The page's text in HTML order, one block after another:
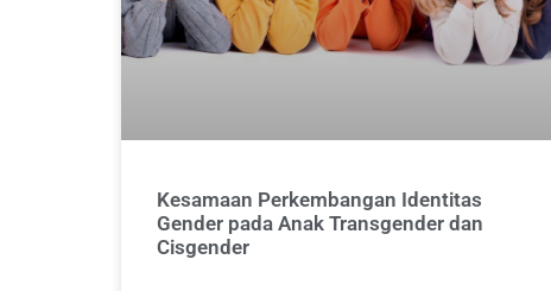
Kesamaan Perkembangan Identitas
Gender pada Anak Transgender dan
Cisgender